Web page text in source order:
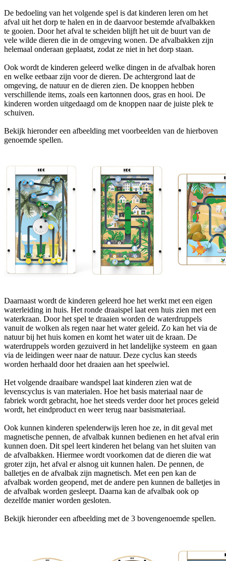
De bedoeling van het volgende spel is dat kinderen leren om het
afval uit het dorp te halen en in de daarvoor bestemde afvalbakken
te gooien. Door het afval te scheiden blijft het uit de buurt van de
vele wilde dieren die in de omgeving wonen. De afvalbakken zijn
helemaal onderaan geplaatst, zodat ze niet in het dorp staan.
Ook wordt de kinderen geleerd welke dingen in de afvalbak horen
en welke eetbaar zijn voor de dieren. De achtergrond laat de
omgeving, de natuur en de dieren zien. De knoppen hebben
verschillende items, zoals een kartonnen doos, gras en hooi. De
kinderen worden uitgedaagd om de knoppen naar de juiste plek te
schuiven.
Bekijk hieronder een afbeelding met voorbeelden van de hierboven
genoemde spellen.
Daarnaast wordt de kinderen geleerd hoe het werkt met een eigen
waterleiding in huis. Het ronde draaispel laat een huis zien met een
waterkraan. Door het spel te draaien worden de waterdruppels
vanuit de wolken als regen naar het water geleid. Zo kan het via de
natuur bij het huis komen en komt het water uit de kraan. De
waterdruppels worden gezuiverd in het landelijke systeem en gaan
via de leidingen weer naar de natuur. Deze cyclus kan steeds
worden herhaald door het draaien aan het speelwiel.
Het volgende draaibare wandspel laat kinderen zien wat de
levenscyclus is van materialen. Hoe het basis materiaal naar de
fabriek wordt gebracht, hoe het steeds verder door het proces geleid
wordt, het eindproduct en weer terug naar basismateriaal.
Ook kunnen kinderen spelenderwijs leren hoe ze, in dit geval met
magnetische pennen, de afvalbak kunnen bedienen en het afval erin
kunnen doen. Dit spel leert kinderen het belang van het sluiten van
de afvalbakken. Hiermee wordt voorkomen dat de dieren die wat
groter zijn, het afval er alsnog uit kunnen halen. De pennen, de
balletjes en de afvalbak zijn magnetisch. Met een pen kan de
afvalbak worden geopend, met de andere pen kunnen de balletjes in
de afvalbak worden gesleept. Daarna kan de afvalbak ook op
dezelfde manier worden gesloten.
Bekijk hieronder een afbeelding met de 3 bovengenoemde spellen.